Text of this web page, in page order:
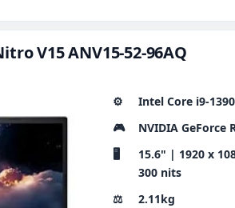
V15 ANV15-52-96AQ
⚙️ Intel Core i9-
🎮
NVIDIA GeForce
🖥️
15.6" | 1920 x
300 nits
⚖️ 2.11kg